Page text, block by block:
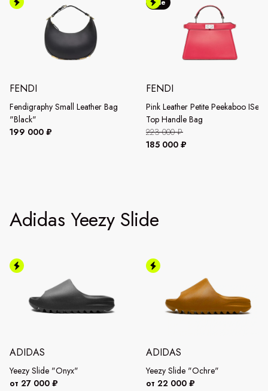
FENDI
Fendigraphy Small Leather Bag
"Black"
199 000 ₽
Sale
FENDI
Pink Leather Petite Peekaboo ISeeU
Top Handle Bag
223 000 ₽
185 000 ₽
Adidas Yeezy Slide
ADIDAS
Yeezy Slide "Onyx"
от 27 000 ₽
ADIDAS
Yeezy Slide "Ochre"
от 22 000 ₽